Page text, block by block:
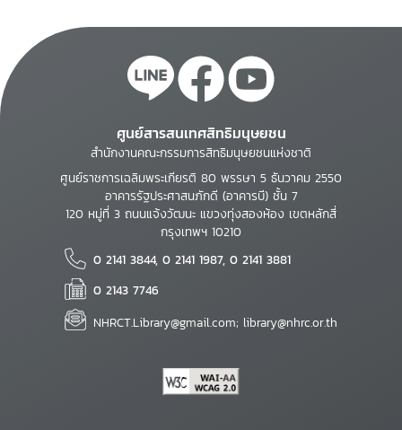
ศูนย์สารสนเทศสิทธิมนุษยชน
สำนักงานคณะกรรมการสิทธิมนุษยชนแห่งชาติ
ศูนย์ราชการเฉลิมพระเกียรติ 80 พรรษา 5 ธันวาคม 2550
อาคารรัฐประศาสนภักดี (อาคารบี) ชั้น 7
120 หมู่ที่ 3 ถนนแจ้งวัฒนะ แขวงทุ่งสองห้อง เขตหลักสี่
กรุงเทพฯ 10210
0 2141 3844, 0 2141 1987, 0 2141 3881
0 2143 7746
NHRCT.Library@gmail.com; library@nhrc.or.th